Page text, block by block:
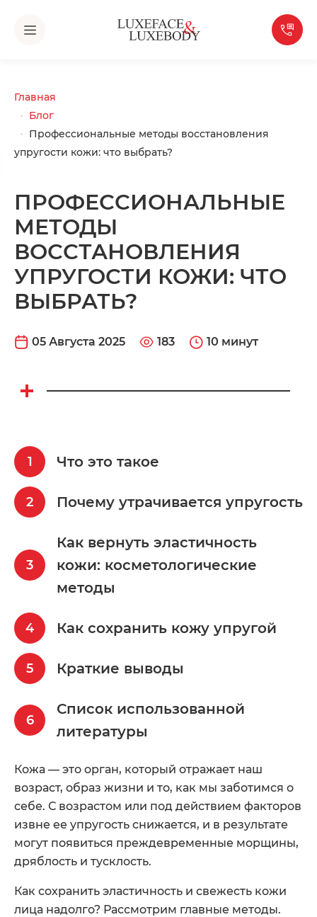
Главная
Блог
Профессиональные методы восстановления
упругости кожи: что выбрать?
ПРОФЕССИОНАЛЬНЫЕ
МЕТОДЫ
ВОССТАНОВЛЕНИЯ
УПРУГОСТИ КОЖИ: ЧТО
ВЫБРАТЬ?
05 Августа 2025 183 10 минут
Что это такое
Почему утрачивается упругость
Как вернуть эластичность
кожи: косметологические
методы
Как сохранить кожу упругой
Краткие выводы
Список использованной
литературы
Кожа — это орган, который отражает наш
возраст, образ жизни и то, как мы заботимся о
себе. С возрастом или под действием факторов
извне ее упругость снижается, и в результате
могут появиться преждевременные морщины,
дряблость и тусклость.
Как сохранить эластичность и свежесть кожи
лица надолго? Рассмотрим главные методы.